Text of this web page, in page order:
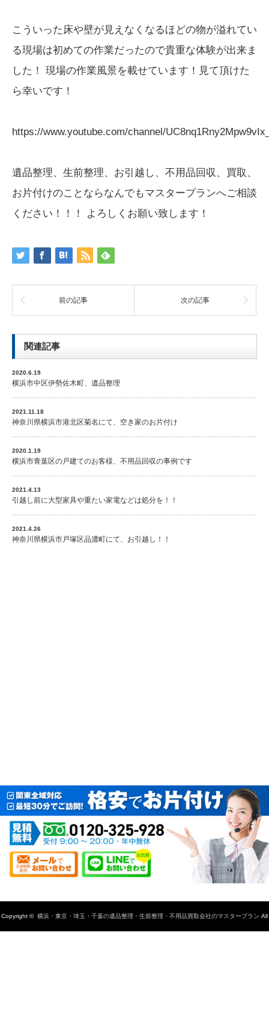
こういった床や壁が見えなくなるほどの物が溢れてい
る現場は初めての作業だったので貴重な体験が出来ま
した！ 現場の作業風景を載せています！見て頂けた
ら幸いです！
https://www.youtube.com/channel/
遺品整理、生前整理、お引越し、不用品回収、買取、
お片付けのことならなんでもマスタープランへご相談
ください！！！ よろしくお願い致します！
前の記事 次の記事
関連記事
2020.6.19
横浜市中区伊勢佐木町、遺品整理
2021.11.18
神奈川県横浜市港北区菊名にて、空き家のお片付け
2020.1.19
横浜市青葉区の戸建てのお客様、不用品回収の事例です
2021.4.13
引越し前に大型家具や重たい家電などは処分を！！
2021.4.26
神奈川県横浜市戸塚区品濃町にて、お引越し！！
Copyright © 横浜・東京・埼玉・千葉の遺品整理・生前整理・不用品買取会社のマスタープラン All